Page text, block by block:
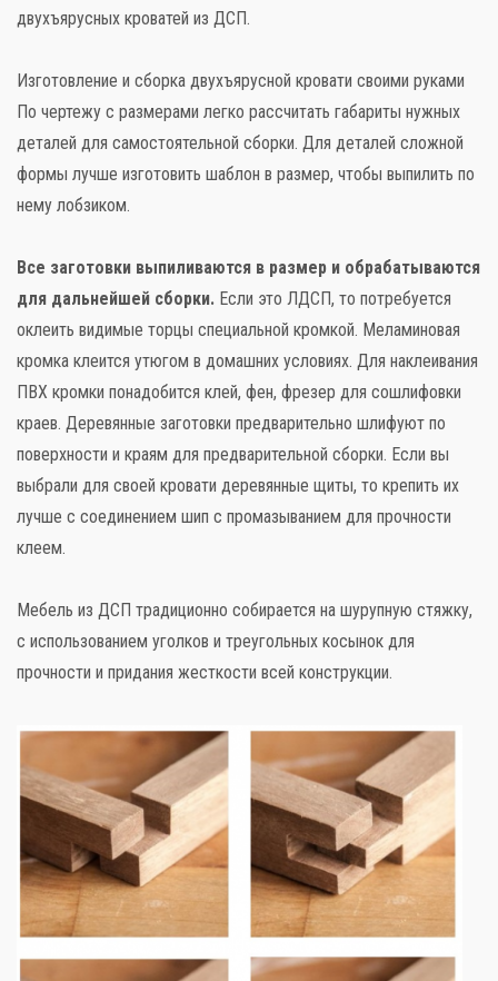
двухъярусных кроватей из ДСП.
Изготовление и сборка двухъярусной кровати своими руками
По чертежу с размерами легко рассчитать габариты нужных
деталей для самостоятельной сборки. Для деталей сложной
формы лучше изготовить шаблон в размер, чтобы выпилить по
нему лобзиком.
Все заготовки выпиливаются в размер и обрабатываются
для дальнейшей сборки. Если это ЛДСП, то потребуется
оклеить видимые торцы специальной кромкой. Меламиновая
кромка клеится утюгом в домашних условиях. Для наклеивания
ПВХ кромки понадобится клей, фен, фрезер для сошлифовки
краев. Деревянные заготовки предварительно шлифуют по
поверхности и краям для предварительной сборки. Если вы
выбрали для своей кровати деревянные щиты, то крепить их
лучше с соединением шип с промазыванием для прочности
клеем.
Мебель из ДСП традиционно собирается на шурупную стяжку,
с использованием уголков и треугольных косынок для
прочности и придания жесткости всей конструкции.